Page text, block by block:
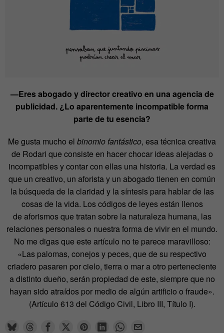
—Eres abogado y director creativo en una agencia de
publicidad. ¿Lo aparentemente incompatible forma
parte de tu esencia?
Me gusta mucho el binomio fantástico, esa técnica creativa
de Rodari que consiste en hacer chocar ideas alejadas o
incompatibles y contar con ellas una historia. La verdad es
que un creativo, un aforista y un abogado tienen en común
la búsqueda de la claridad y la síntesis para hablar de las
cosas de la vida. Los códigos de leyes están llenos
de aforismos que tratan sobre la naturaleza humana, las
relaciones personales o nuestra forma de vivir en el mundo.
No me digas que este artículo no te parece maravilloso:
«Las palomas, conejos y peces, que de su respectivo
criadero pasaren por cielo, tierra o mar a otro perteneciente
a distinto dueño, serán propiedad de este, siempre que no
hayan sido atraídos por medio de algún artificio o fraude».
(Artículo 613 del Código Civil, Libro III, Título I).